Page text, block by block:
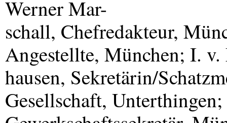
Werner Mar-
schall, Chefredakteur,
Angestellte, München; I. v.
hausen, Sekretärin/
Gesellschaft,